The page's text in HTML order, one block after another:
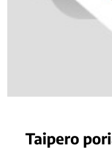
Taipero